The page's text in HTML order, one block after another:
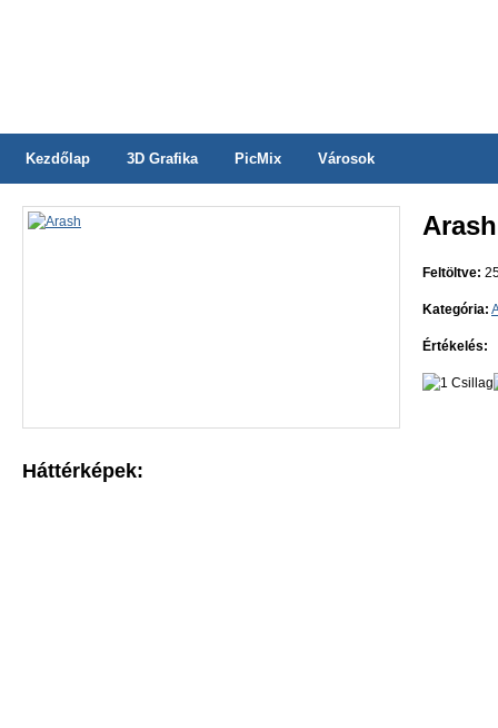
Kezdőlap 3D Grafika PicMix Városok
Arash
Feltöltve:
Kategória:
Értékelés:
Háttérképek: